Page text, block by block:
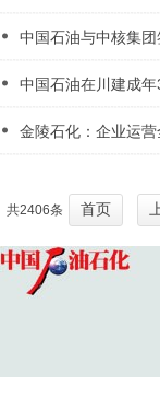
中国石油与中核集
中国石油在川建成
金陵石化：企业运营
共2406条 首页